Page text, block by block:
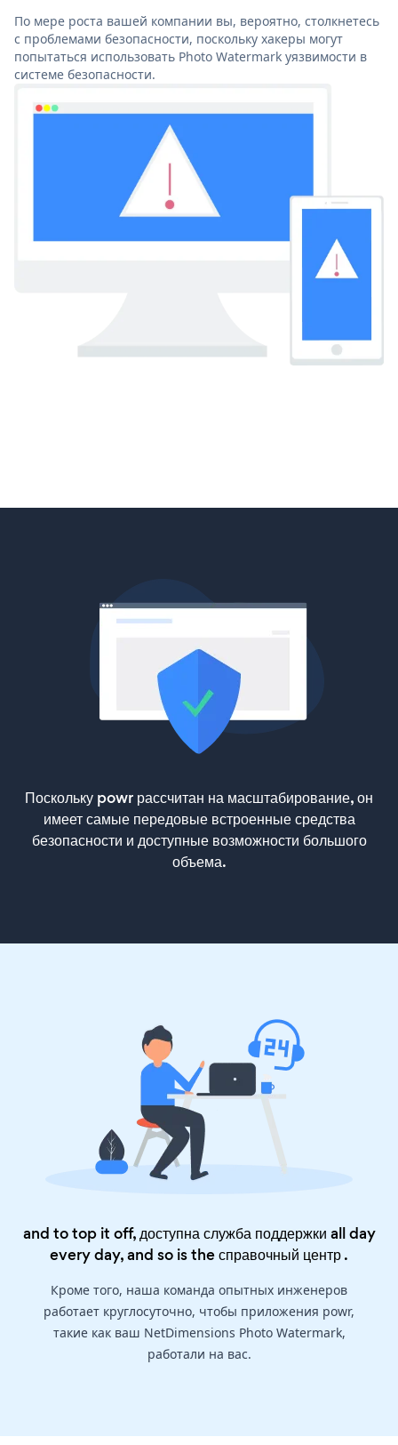
По мере роста вашей компании вы, вероятно, столкнетесь
с проблемами безопасности, поскольку хакеры могут
попытаться использовать Photo Watermark уязвимости в
системе безопасности.
Поскольку powr рассчитан на масштабирование, он
имеет самые передовые встроенные средства
безопасности и доступные возможности большого
объема.
and to top it off, доступна служба поддержки all day
every day, and so is theсправочный центр.
Кроме того, наша команда опытных инженеров
работает круглосуточно, чтобы приложения powr,
такие как ваш NetDimensions Photo Watermark,
работали на вас.